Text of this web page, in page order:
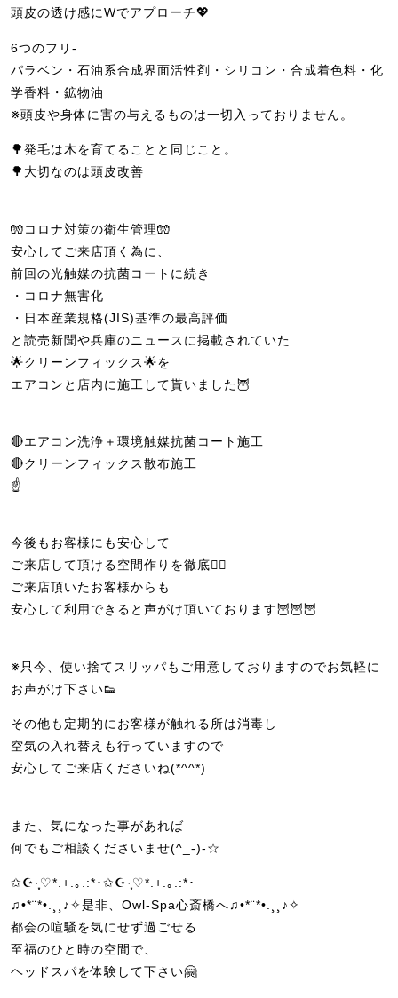
頭皮の透け感にWでアプローチ💖
6つのフリ-
パラベン・石油系合成界面活性剤・シリコン・合成着色料・化
学香料・鉱物油
※頭皮や身体に害の与えるものは一切入っておりません。
🌳発毛は木を育てることと同じこと。
🌳大切なのは頭皮改善
🧤コロナ対策の衛生管理🧤
安心してご来店頂く為に、
前回の光触媒の抗菌コートに続き
・コロナ無害化
・日本産業規格(JIS)基準の最高評価
と読売新聞や兵庫のニュースに掲載されていた
🌟クリーンフィックス🌟を
エアコンと店内に施工して貰いました🦉
🔴エアコン洗浄＋環境触媒抗菌コート施工
🔴クリーンフィックス散布施工
☝️
今後もお客様にも安心して
ご来店して頂ける空間作りを徹底🙆‍♀️
ご来店頂いたお客様からも
安心して利用できると声がけ頂いております🦉🦉🦉
※只今、使い捨てスリッパもご用意しておりますのでお気軽に
お声がけ下さい👟
その他も定期的にお客様が触れる所は消毒し
空気の入れ替えも行っていますので
安心してご来店くださいね(*^^*)
また、気になった事があれば
何でもご相談くださいませ(^_-)-☆
✩☪·̩͙♡*.+.｡.:*･✩☪·̩͙♡*.+.｡.:*･
♫•*¨*•.¸¸♪✧是非、Owl-Spa心斎橋へ♫•*¨*•.¸¸♪✧
都会の喧騒を気にせず過ごせる
至福のひと時の空間で、
ヘッドスパを体験して下さい🤗